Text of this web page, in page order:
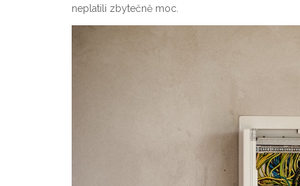
neplatili zbytečně moc.